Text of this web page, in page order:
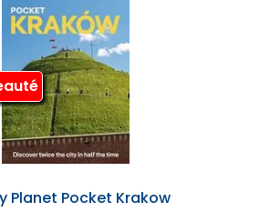
Planet Pocket Krakow